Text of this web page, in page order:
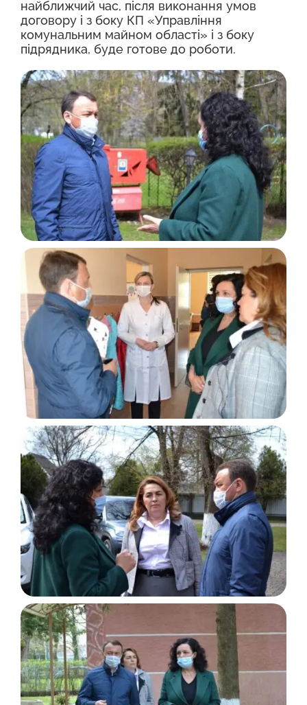
найближчий час, після виконання умов
договору і з боку КП «Управління
комунальним майном області» і з боку
підрядника, буде готове до роботи.